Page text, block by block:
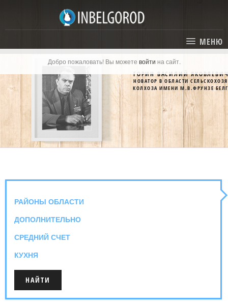
МЕНЮ
ГЛАВНАЯ
СТАТЬИ
КАТАЛОГ
ГОСТИНИЦЫ И ОТЕЛИ
ЭКСКУРСИИ
СОБЫТИЯ
КАРТА
Добро пожаловать! Вы можете войти на сайт.
ГОРИН ВАСИЛИЙ
НОВАТОР В ОБЛАСТИ
КОЛХОЗА ИМЕНИ М.В.ФРУНЗЕ
РАЙОНЫ ОБЛАСТИ
ДОПОЛНИТЕЛЬНО
СРЕДНИЙ СЧЕТ
КУХНЯ